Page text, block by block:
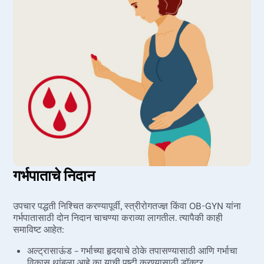
गर्भपाताचे निदान
उपचार पद्धती निश्चित करण्यापूर्वी, स्त्रीरोगतज्ज्ञ किंवा OB-GYN यांना
गर्भपातासाठी दोन निदान चाचण्या कराव्या लागतील. त्यापैकी काही
समाविष्ट आहेत:
अल्ट्रासाऊंड – गर्भाच्या हृदयाचे ठोके तपासण्यासाठी आणि गर्भाचा
विकास थांबला आहे का याची पुष्टी करण्यासाठी डॉक्टर